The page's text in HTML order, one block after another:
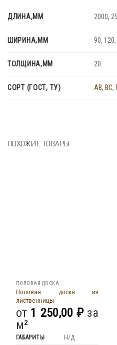
ДЛИНА,ММ 2000,
ШИРИНА,ММ 90,
ТОЛЩИНА,ММ 20
СОРТ (ГОСТ, ТУ) AB,BC,
ПОХОЖИЕ ТОВАРЫ
ПОЛОВАЯ ДОСКА
Половая доска из
лиственницы
от 1 250,00 ₽за
м²
ГАБАРИТЫ Н/Д